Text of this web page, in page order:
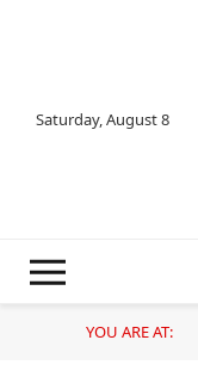
Saturday, August 8
YOU ARE AT: